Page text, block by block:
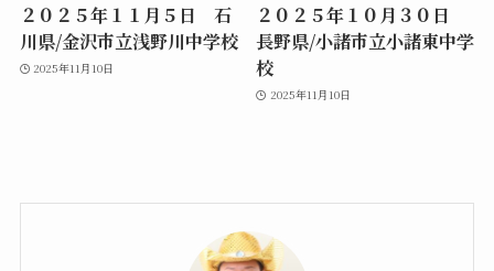
２０２５年１１月５日 石
川県/金沢市立浅野川中学校
2025年11月10日
２０２５年１０月３０日
長野県/小諸市立小諸東中学
校
2025年11月10日